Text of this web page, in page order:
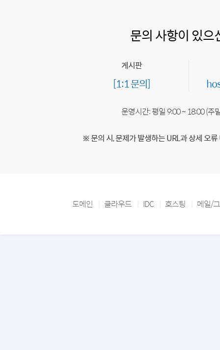
문의 사항이 있으
게시판
[1:1 문의]
운영시간: 평일 9:00 ~ 18:00 (주
※ 문의 시, 문제가 발생하는 URL과 상세 오
도메인 클라우드 IDC 호스팅 메일/